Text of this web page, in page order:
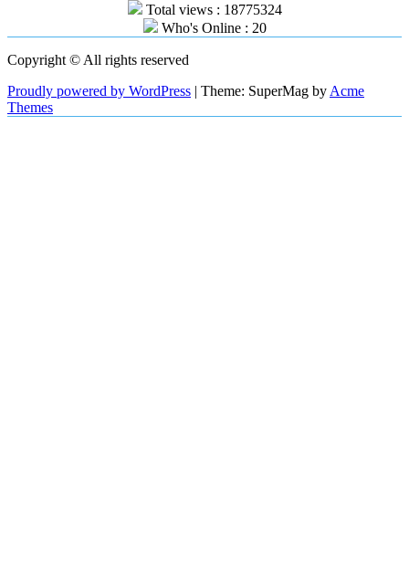
Total views : 18775324
Who's Online : 20
Copyright © All rights reserved
Proudly powered by WordPress | Theme: SuperMag by Acme
Themes